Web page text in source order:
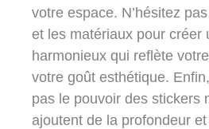
votre espace. N’hésitez
et les matériaux pour créer
harmonieux qui reflète
votre goût esthétique.
pas le pouvoir des stickers
ajoutent de la profondeur